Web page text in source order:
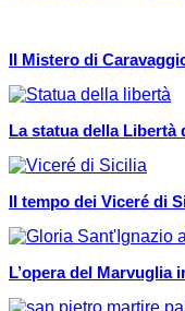
Il Mistero di
La statua della Libertà
Il tempo dei Viceré di
L’opera del Marvuglia